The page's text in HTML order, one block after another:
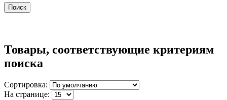
Товары, соответствующие критериям
поиска
Сортировка:
На странице: